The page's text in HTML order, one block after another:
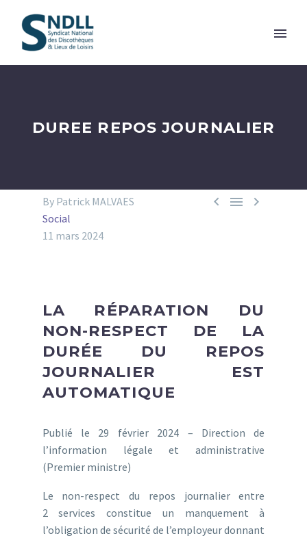
DUREE REPOS JOURNALIER
  
By Patrick MALVAES
Social
11 mars 2024
LA RÉPARATION DU
NON-RESPECT DE LA
DURÉE DU REPOS
JOURNALIER EST
AUTOMATIQUE
Publié le 29 février 2024 – Direction de
l’information légale et administrative
(Premier ministre)
Le non-respect du repos journalier entre
2 services constitue un manquement à
l’obligation de sécurité de l’employeur donnant